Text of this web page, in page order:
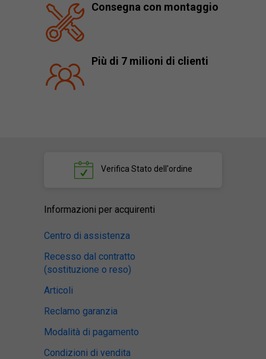
Consegna con montaggio
Più di 7 milioni di clienti
Verifica Stato dell'ordine
Informazioni per acquirenti
Centro di assistenza
Recesso dal contratto
(sostituzione o reso)
Articoli
Reclamo garanzia
Modalità di pagamento
Condizioni di vendita